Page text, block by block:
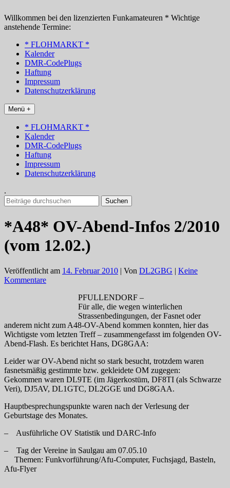
Inhalt
springen
Willkommen bei den lizenzierten Funkamateuren * Wichtige
anstehende Termine:
* FLOHMARKT *
Kalender
DMR-CodePlugs
Haftung
Impressum
Datenschutzerklärung
Menü +
* FLOHMARKT *
Kalender
DMR-CodePlugs
Haftung
Impressum
Datenschutzerklärung
.
Suchen
nach:
*A48* OV-Abend-Infos 2/2010
(vom 12.02.)
Veröffentlicht am 14. Februar 2010 | Von DL2GBG | Keine
Kommentare
PFULLENDORF –
Für alle, die wegen winterlichen
Strassenbedingungen, der Fasnet oder
anderem nicht zum A48-OV-Abend kommen konnten, hier das
Wichtigste vom letzten Treff – zusammengefasst im folgenden OV-
Abend-Flash. Es berichtet Hans, DG8GAA:
Leider war OV-Abend nicht so stark besucht, trotzdem waren
fasnetsmäßig gestimmte bzw. gekleidete OM zugegen:
Gekommen waren DL9TE (im Jägerkostüm, DF8TI (als Schwarze
Veri), DJ5AV, DL1GTC, DL2GGE und DG8GAA.
Hauptbesprechungspunkte waren nach der Verlesung der
Geburtstage des Monates.
– Ausführliche OV Statistik und DARC-Info
– Tag der Vereine in Saulgau am 07.05.10
Themen: Funkvorführung/Afu-Computer, Fuchsjagd, Basteln,
Afu-Flyer